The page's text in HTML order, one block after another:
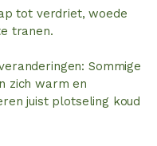
tot verdriet, woede
tranen.
Sommige
zich warm en
juist plotseling koud